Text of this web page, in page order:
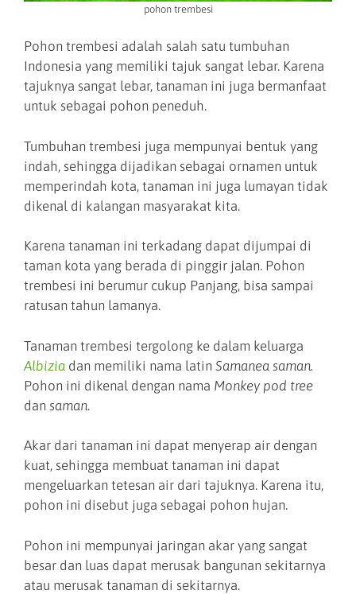
pohon trembesi
Pohon trembesi adalah salah satu tumbuhan
Indonesia yang memiliki tajuk sangat lebar. Karena
tajuknya sangat lebar, tanaman ini juga bermanfaat
untuk sebagai pohon peneduh.
Tumbuhan trembesi juga mempunyai bentuk yang
indah, sehingga dijadikan sebagai ornamen untuk
memperindah kota, tanaman ini juga lumayan tidak
dikenal di kalangan masyarakat kita.
Karena tanaman ini terkadang dapat dijumpai di
taman kota yang berada di pinggir jalan. Pohon
trembesi ini berumur cukup Panjang, bisa sampai
ratusan tahun lamanya.
Tanaman trembesi tergolong ke dalam keluarga
Albizia dan memiliki nama latin Samanea saman.
Pohon ini dikenal dengan nama Monkey pod tree
dan saman.
Akar dari tanaman ini dapat menyerap air dengan
kuat, sehingga membuat tanaman ini dapat
mengeluarkan tetesan air dari tajuknya. Karena itu,
pohon ini disebut juga sebagai pohon hujan.
Pohon ini mempunyai jaringan akar yang sangat
besar dan luas dapat merusak bangunan sekitarnya
atau merusak tanaman di sekitarnya.